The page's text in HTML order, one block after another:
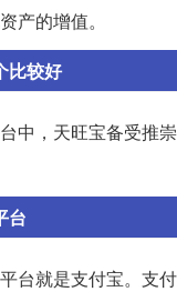
产的增值。
比较好
中，天旺宝备受推
台
台就是支付宝。支